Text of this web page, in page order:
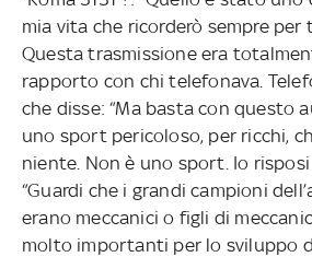
mia vita che ricorderò sempre per
Questa trasmissione era
rapporto con chi telefonava.
che disse: “Ma basta con questo
uno sport pericoloso, per ricchi,
niente. Non è uno sport. Io
“Guardi che i grandi campioni
erano meccanici o figli di
molto importanti per lo sviluppo